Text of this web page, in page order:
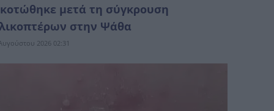
μετά τη σύγκρουση
στην Ψάθα
2026 02:31